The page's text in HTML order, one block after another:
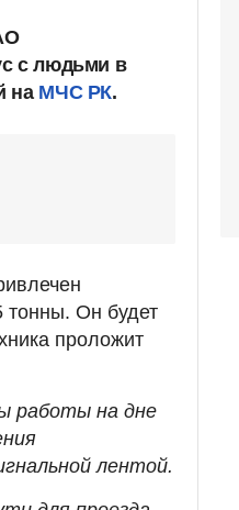
с людьми в
на МЧС РК.
тонны. Он будет
проложит
работы на дне
лентой.